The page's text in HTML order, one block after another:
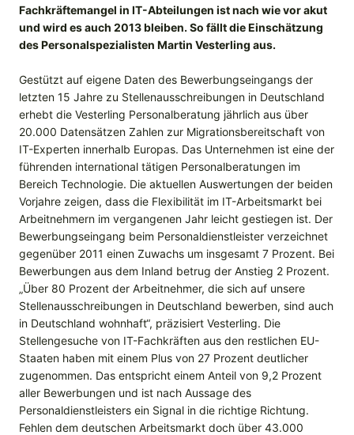
Fachkräftemangel in IT-Abteilungen ist nach wie vor akut
und wird es auch 2013 bleiben. So fällt die Einschätzung
des Personalspezialisten Martin Vesterling aus.
Gestützt auf eigene Daten des Bewerbungseingangs der
letzten 15 Jahre zu Stellenausschreibungen in Deutschland
erhebt die Vesterling Personalberatung jährlich aus über
20.000 Datensätzen Zahlen zur Migrationsbereitschaft von
IT-Experten innerhalb Europas. Das Unternehmen ist eine der
führenden international tätigen Personalberatungen im
Bereich Technologie. Die aktuellen Auswertungen der beiden
Vorjahre zeigen, dass die Flexibilität im IT-Arbeitsmarkt bei
Arbeitnehmern im vergangenen Jahr leicht gestiegen ist. Der
Bewerbungseingang beim Personaldienstleister verzeichnet
gegenüber 2011 einen Zuwachs um insgesamt 7 Prozent. Bei
Bewerbungen aus dem Inland betrug der Anstieg 2 Prozent.
„Über 80 Prozent der Arbeitnehmer, die sich auf unsere
Stellenausschreibungen in Deutschland bewerben, sind auch
in Deutschland wohnhaft“, präzisiert Vesterling. Die
Stellengesuche von IT-Fachkräften aus den restlichen EU-
Staaten haben mit einem Plus von 27 Prozent deutlicher
zugenommen. Das entspricht einem Anteil von 9,2 Prozent
aller Bewerbungen und ist nach Aussage des
Personaldienstleisters ein Signal in die richtige Richtung.
Fehlen dem deutschen Arbeitsmarkt doch über 43.000